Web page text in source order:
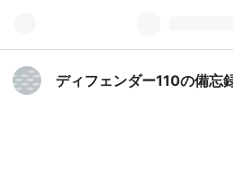
ディフェンダー110の備忘